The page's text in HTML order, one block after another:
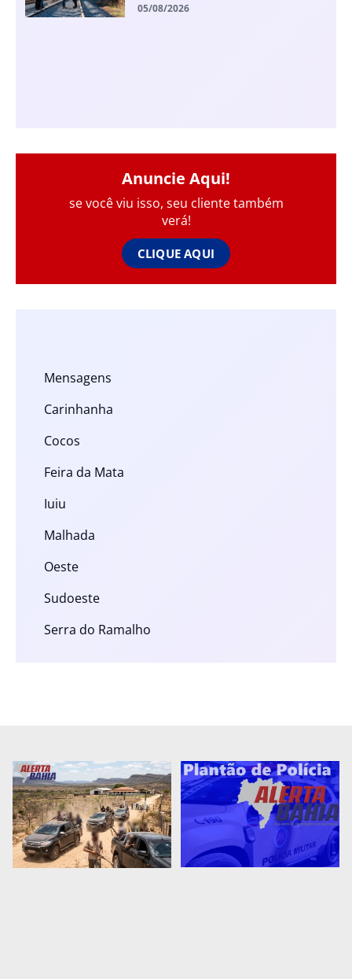
05/08/2026
Anuncie Aqui!
se você viu isso, seu cliente também
verá!
CLIQUE AQUI
Mensagens
Carinhanha
Cocos
Feira da Mata
Iuiu
Malhada
Oeste
Sudoeste
Serra do Ramalho